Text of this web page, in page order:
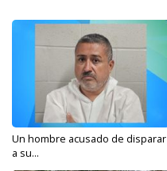
Un hombre acusado de disparar
a su...